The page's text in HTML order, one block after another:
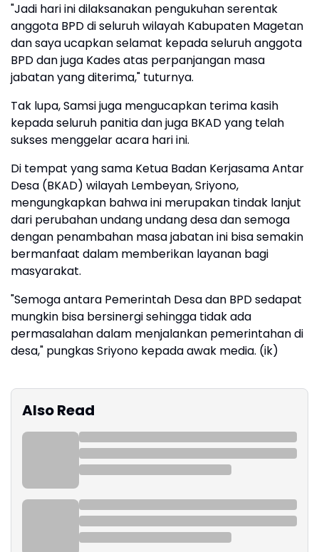
"Jadi hari ini dilaksanakan pengukuhan serentak
anggota BPD di seluruh wilayah Kabupaten Magetan
dan saya ucapkan selamat kepada seluruh anggota
BPD dan juga Kades atas perpanjangan masa
jabatan yang diterima," tuturnya.
Tak lupa, Samsi juga mengucapkan terima kasih
kepada seluruh panitia dan juga BKAD yang telah
sukses menggelar acara hari ini.
Di tempat yang sama Ketua Badan Kerjasama Antar
Desa (BKAD) wilayah Lembeyan, Sriyono,
mengungkapkan bahwa ini merupakan tindak lanjut
dari perubahan undang undang desa dan semoga
dengan penambahan masa jabatan ini bisa semakin
bermanfaat dalam memberikan layanan bagi
masyarakat.
"Semoga antara Pemerintah Desa dan BPD sedapat
mungkin bisa bersinergi sehingga tidak ada
permasalahan dalam menjalankan pemerintahan di
desa," pungkas Sriyono kepada awak media. (ik)
Also Read